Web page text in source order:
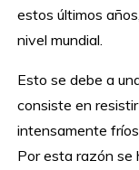
estos últimos
nivel mundial.
Esto se debe a
consiste en
intensamente
Por esta razón se